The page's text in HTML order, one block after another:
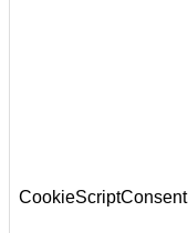
CookieScriptConsent